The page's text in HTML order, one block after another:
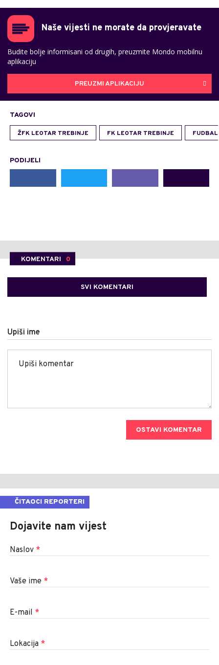
Naše vijesti ne morate da provjeravate
Budite bolje informisani od drugih, preuzmite Mondo mobilnu
aplikaciju
PREUZMI APLIKACIJU
TAGOVI
ŽFK LEOTAR TREBINJE FK LEOTAR TREBINJE FUDBAL
PODIJELI
KOMENTARI 0
SVI KOMENTARI
Upiši ime
OSTAVI KOMENTAR
ČITAOCI REPORTERI
Dojavite nam vijest
Naslov *
Vaše ime *
E-mail *
Lokacija *